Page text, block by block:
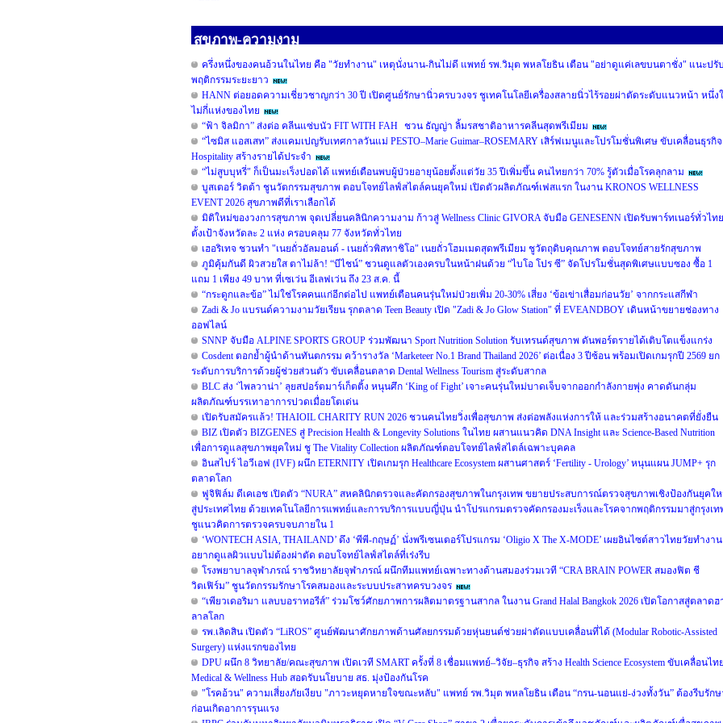
สุขภาพ-ความงาม
ครึ่งหนึ่งของคนอ้วนในไทย คือ "วัยทำงาน" เหตุนั่งนาน-กินไม่ดี แพทย์ รพ.วิมุต พหลโยธิน เตือน "อย่าดูแค่เลขบนตาชั่ง" แนะปรับ
พฤติกรรมระยะยาว
HANN ต่อยอดความเชี่ยวชาญกว่า 30 ปี เปิดศูนย์รักษานิ่วครบวงจร ชูเทคโนโลยีเครื่องสลายนิ่วไร้รอยผ่าตัดระดับแนวหน้า หนึ่ง
ไม่กี่แห่งของไทย
“ฟ้า จิลมิกา” ส่งต่อ คลีนแซ่บนัว FIT WITH FAH ชวน ธัญญ่า ลิ้มรสชาติอาหารคลีนสุดพรีเมียม
“ไซมิส แอสเสท” ส่งแคมเปญรับเทศกาลวันแม่ PESTO–Marie Guimar–ROSEMARY เสิร์ฟเมนูและโปรโมชั่นพิเศษ ขับเคลื่อนธุรกิจ
Hospitality สร้างรายได้ประจำ
“ไม่สูบบุหรี่" ก็เป็นมะเร็งปอดได้ แพทย์เตือนพบผู้ป่วยอายุน้อยตั้งแต่วัย 35 ปีเพิ่มขึ้น คนไทยกว่า 70% รู้ตัวเมื่อโรคลุกลาม
บูสเตอร์ วิตต้า ชูนวัตกรรมสุขภาพ ตอบโจทย์ไลฟ์สไตล์คนยุคใหม่ เปิดตัวผลิตภัณฑ์เฟสแรก ในงาน KRONOS WELLNESS
EVENT 2026 สุขภาพดีที่เราเลือกได้
มิติใหม่ของวงการสุขภาพ จุดเปลี่ยนคลินิกความงาม ก้าวสู่ Wellness Clinic GIVORA จับมือ GENESENN เปิดรับพาร์ทเนอร์ทั่วไทย
ตั้งเป้าจังหวัดละ 2 แห่ง ครอบคลุม 77 จังหวัดทั่วไทย
เฮอริเทจ ชวนทำ "เนยถั่วอัลมอนด์ - เนยถั่วพิสทาชิโอ" เนยถั่วโฮมเมดสุดพรีเมียม ชูวัตถุดิบคุณภาพ ตอบโจทย์สายรักสุขภาพ
ภูมิคุ้มกันดี ผิวสวยใส ตาไม่ล้า! “บีไชน์” ชวนดูแลตัวเองครบในหน้าฝนด้วย “ไบโอ โปร ซี” จัดโปรโมชั่นสุดพิเศษแบบซอง ซื้อ 1
แถม 1 เพียง 49 บาท ที่เซเว่น อีเลฟเว่น ถึง 23 ส.ค. นี้
“กระดูกและข้อ” ไม่ใช่โรคคนแก่อีกต่อไป แพทย์เตือนคนรุ่นใหม่ป่วยเพิ่ม 20-30% เสี่ยง ‘ข้อเข่าเสื่อมก่อนวัย’ จากกระแสกีฬา
Zadi & Jo แบรนด์ความงามวัยเรียน รุกตลาด Teen Beauty เปิด "Zadi & Jo Glow Station" ที่ EVEANDBOY เดินหน้าขยายช่องทาง
ออฟไลน์
SNNP จับมือ ALPINE SPORTS GROUP ร่วมพัฒนา Sport Nutrition Solution รับเทรนด์สุขภาพ ดันพอร์ตรายได้เติบโตแข็งแกร่ง
Cosdent ตอกย้ำผู้นำด้านทันตกรรม คว้ารางวัล ‘Marketeer No.1 Brand Thailand 2026’ ต่อเนื่อง 3 ปีซ้อน พร้อมเปิดเกมรุกปี 2569 ยก
ระดับการบริการด้วยผู้ช่วยส่วนตัว ขับเคลื่อนตลาด Dental Wellness Tourism สู่ระดับสากล
BLC ส่ง ‘ไพลวาน่า’ ลุยสปอร์ตมาร์เก็ตติ้ง หนุนศึก ‘King of Fight’ เจาะคนรุ่นใหม่บาดเจ็บจากออกกำลังกายพุ่ง คาดดันกลุ่ม
ผลิตภัณฑ์บรรเทาอาการปวดเมื่อยโตเด่น
เปิดรับสมัครแล้ว! THAIOIL CHARITY RUN 2026 ชวนคนไทยวิ่งเพื่อสุขภาพ ส่งต่อพลังแห่งการให้ และร่วมสร้างอนาคตที่ยั่งยืน
BIZ เปิดตัว BIZGENES สู่ Precision Health & Longevity Solutions ในไทย ผสานแนวคิด DNA Insight และ Science-Based Nutrition
เพื่อการดูแลสุขภาพยุคใหม่ ชู The Vitality Collection ผลิตภัณฑ์ตอบโจทย์ไลฟ์สไตล์เฉพาะบุคคล
อินสไปร์ ไอวีเอฟ (IVF) ผนึก ETERNITY เปิดเกมรุก Healthcare Ecosystem ผสานศาสตร์ ‘Fertility - Urology’ หนุนแผน JUMP+ รุก
ตลาดโลก
ฟูจิฟิล์ม ดีเคเอช เปิดตัว “NURA” สหคลินิกตรวจและคัดกรองสุขภาพในกรุงเทพ ขยายประสบการณ์ตรวจสุขภาพเชิงป้องกันยุคใ
สู่ประเทศไทย ด้วยเทคโนโลยีการแพทย์และการบริการแบบญี่ปุ่น นำโปรแกรมตรวจคัดกรองมะเร็งและโรคจากพฤติกรรมมาสู่กรุงเท
ชูแนวคิดการตรวจครบจบภายใน 1
‘WONTECH ASIA, THAILAND’ ดึง ‘พีพี-กฤษฏ์’ นั่งพรีเซนเตอร์โปรแกรม ‘Oligio X The X-MODE’ เผยอินไซต์สาวไทยวัยทำงาน
อยากดูแลผิวแบบไม่ต้องผ่าตัด ตอบโจทย์ไลฟ์สไตล์ที่เร่งรีบ
โรงพยาบาลจุฬาภรณ์ ราชวิทยาลัยจุฬาภรณ์ ผนึกทีมแพทย์เฉพาะทางด้านสมองร่วมเวที “CRA BRAIN POWER สมองฟิต ชี
วิตเฟิร์ม” ชูนวัตกรรมรักษาโรคสมองและระบบประสาทครบวงจร
“เพียวเดอริมา แลบบอราทอรีส์” ร่วมโชว์ศักยภาพการผลิตมาตรฐานสากล ในงาน Grand Halal Bangkok 2026 เปิดโอกาสสู่ตลาดฮ
ลาลโลก
รพ.เลิดสิน เปิดตัว “LiROS” ศูนย์พัฒนาศักยภาพด้านศัลยกรรมด้วยหุ่นยนต์ช่วยผ่าตัดแบบเคลื่อนที่ได้ (Modular Robotic-Assisted
Surgery) แห่งแรกของไทย
DPU ผนึก 8 วิทยาลัย/คณะสุขภาพ เปิดเวที SMART ครั้งที่ 8 เชื่อมแพทย์–วิจัย–ธุรกิจ สร้าง Health Science Ecosystem ขับเคลื่อนไท
Medical & Wellness Hub สอดรับนโยบาย สธ. มุ่งป้องกันโรค
"โรคอ้วน" ความเสี่ยงภัยเงียบ "ภาวะหยุดหายใจขณะหลับ" แพทย์ รพ.วิมุต พหลโยธิน เตือน “กรน-นอนแย่-ง่วงทั้งวัน” ต้องรีบรักษ
ก่อนเกิดอาการรุนแรง